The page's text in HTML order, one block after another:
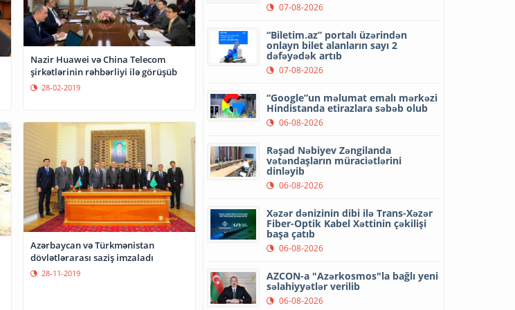
Nazir Huawei və China Telecom
şirkətlərinin rəhbərliyi ilə görüşüb
28-02-2019
Azərbaycan və Türkmənistan
dövlətlərarası saziş imzaladı
28-11-2019
07-08-2026
“Biletim.az” portalı üzərindən
onlayn bilet alanların sayı 2
dəfəyədək artıb
07-08-2026
“Google”un məlumat emalı mərkəzi
Hindistanda etirazlara səbəb olub
06-08-2026
Rəşad Nəbiyev Zəngilanda
vətəndaşların müraciətlərini
dinləyib
06-08-2026
Xəzər dənizinin dibi ilə Trans-Xəzər
Fiber-Optik Kabel Xəttinin çəkilişi
başa çatıb
06-08-2026
AZCON-a "Azərkosmos"la bağlı yeni
səlahiyyətlər verilib
06-08-2026